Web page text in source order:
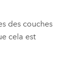
des couches
cela est